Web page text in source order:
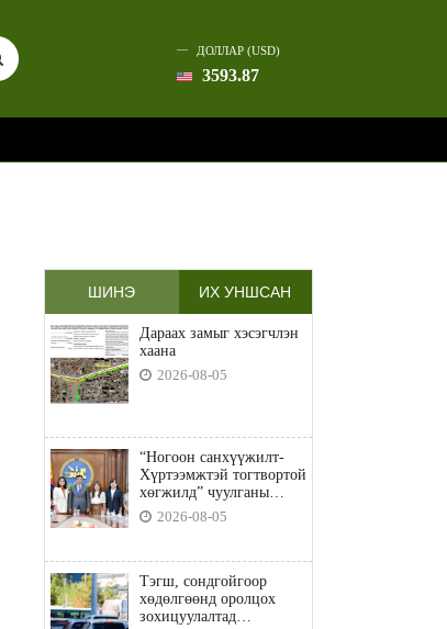
ДОЛЛАР (USD)
3593.87
ШИНЭ ИХ УНШСАН
Дараах замыг хэсэгчлэн
хаана
2026-08-05
“Ногоон санхүүжилт-
Хүртээмжтэй тогтвортой
хөгжилд” чуулганы
бэлтгэл ажил, зорилго,
хүрэх үр дүнгийн талаар
2026-08-05
Тэгш, сондгойгоор
хөдөлгөөнд оролцох
зохицуулалтад